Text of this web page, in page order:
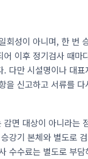
회성이 아니며, 한 번
어 이후 정기검사 때마
. 다만 시설명이나 대
을 신고하고 서류를
감면 대상이 아니라는
강기 본체와 별도로
수수료는 별도로 부